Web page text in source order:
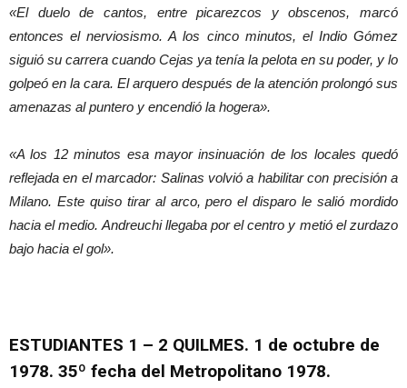
«El duelo de cantos, entre picarezcos y obscenos, marcó
entonces el nerviosismo. A los cinco minutos, el Indio Gómez
siguió su carrera cuando Cejas ya tenía la pelota en su poder, y lo
golpeó en la cara. El arquero después de la atención prolongó sus
amenazas al puntero y encendió la hogera».
«A los 12 minutos esa mayor insinuación de los locales quedó
reflejada en el marcador: Salinas volvió a habilitar con precisión a
Milano. Este quiso tirar al arco, pero el disparo le salió mordido
hacia el medio. Andreuchi llegaba por el centro y metió el zurdazo
bajo hacia el gol».
ESTUDIANTES 1 – 2 QUILMES. 1 de octubre de
1978. 35º fecha del Metropolitano 1978.